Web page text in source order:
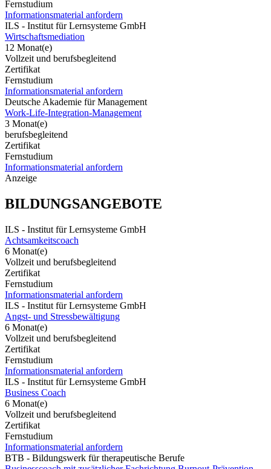
Fernstudium
Informationsmaterial anfordern
ILS - Institut für Lernsysteme GmbH
Wirtschaftsmediation
12 Monat(e)
Vollzeit und berufsbegleitend
Zertifikat
Fernstudium
Informationsmaterial anfordern
Deutsche Akademie für Management
Work-Life-Integration-Management
3 Monat(e)
berufsbegleitend
Zertifikat
Fernstudium
Informationsmaterial anfordern
Anzeige
BILDUNGSANGEBOTE
ILS - Institut für Lernsysteme GmbH
Achtsamkeitscoach
6 Monat(e)
Vollzeit und berufsbegleitend
Zertifikat
Fernstudium
Informationsmaterial anfordern
ILS - Institut für Lernsysteme GmbH
Angst- und Stressbewältigung
6 Monat(e)
Vollzeit und berufsbegleitend
Zertifikat
Fernstudium
Informationsmaterial anfordern
ILS - Institut für Lernsysteme GmbH
Business Coach
6 Monat(e)
Vollzeit und berufsbegleitend
Zertifikat
Fernstudium
Informationsmaterial anfordern
BTB - Bildungswerk für therapeutische Berufe